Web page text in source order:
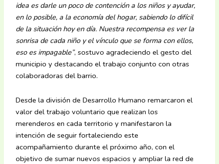
idea es darle un poco de contención a los niños y ayudar,
en lo posible, a la economía del hogar, sabiendo lo difícil
de la situación hoy en día. Nuestra recompensa es ver la
sonrisa de cada niño y el vínculo que se forma con ellos,
eso es impagable”, sostuvo agradeciendo el gesto del
municipio y destacando el trabajo conjunto con otras
colaboradoras del barrio.
Desde la división de Desarrollo Humano remarcaron el
valor del trabajo voluntario que realizan los
merenderos en cada territorio y manifestaron la
intención de seguir fortaleciendo este
acompañamiento durante el próximo año, con el
objetivo de sumar nuevos espacios y ampliar la red de